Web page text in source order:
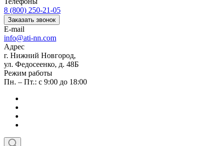
8 (800) 250-21-05
Заказать звонок
E-mail
info@ati-nn.com
Адрес
г. Нижний Новгород,
ул. Федосеенко, д. 48Б
Режим работы
Пн. – Пт.: с 9:00 до 18:00